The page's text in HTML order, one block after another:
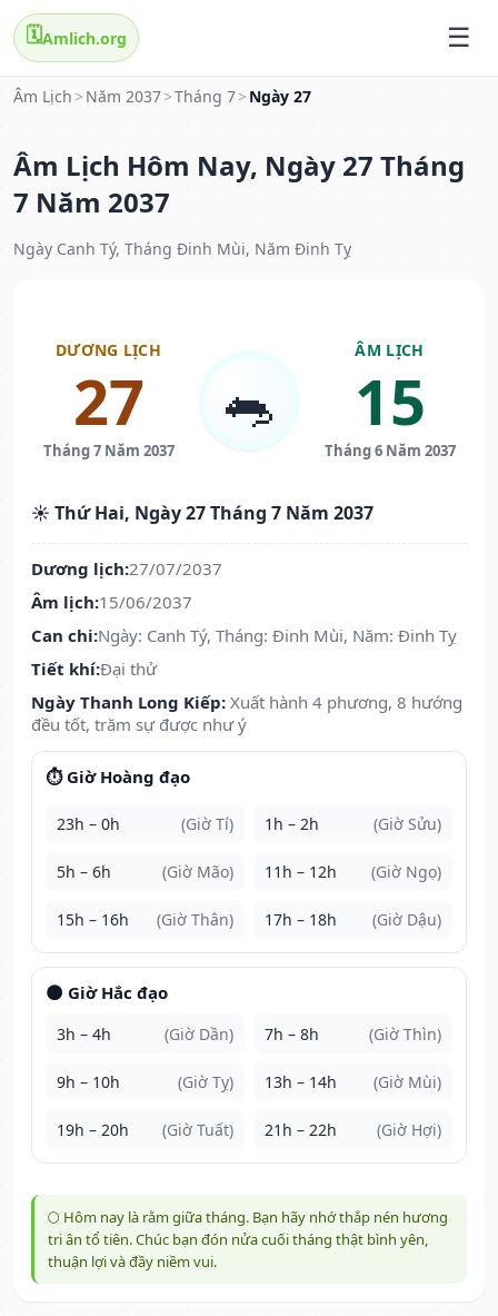
🗓️Amlich.org
Âm Lịch > Năm 2037>Tháng 7> Ngày 27
Âm Lịch Hôm Nay, Ngày 27 Tháng
7 Năm 2037
Ngày Canh Tý, Tháng Đinh Mùi, Năm Đinh Tỵ
DƯƠNG LỊCH
27
Tháng 7 Năm 2037
🐀
ÂM LỊCH
15
Tháng 6 Năm 2037
☀️ Thứ Hai, Ngày 27 Tháng 7 Năm 2037
Dương lịch:27/07/2037
Âm lịch:15/06/2037
Can chi:Ngày: Canh Tý, Tháng: Đinh Mùi, Năm: Đinh Tỵ
Tiết khí:Đại thử
Ngày Thanh Long Kiếp: Xuất hành 4 phương, 8 hướng
đều tốt, trăm sự được như ý
⏱️ Giờ Hoàng đạo
23h – 0h (Giờ Tí) 1h – 2h (Giờ Sửu)
5h – 6h (Giờ Mão) 11h – 12h (Giờ Ngọ)
15h – 16h (Giờ Thân) 17h – 18h (Giờ Dậu)
🌑 Giờ Hắc đạo
3h – 4h (Giờ Dần) 7h – 8h (Giờ Thìn)
9h – 10h (Giờ Tỵ) 13h – 14h (Giờ Mùi)
19h – 20h (Giờ Tuất) 21h – 22h (Giờ Hợi)
🌕 Hôm nay là rằm giữa tháng. Bạn hãy nhớ thắp nén hương
tri ân tổ tiên. Chúc bạn đón nửa cuối tháng thật bình yên,
thuận lợi và đầy niềm vui.